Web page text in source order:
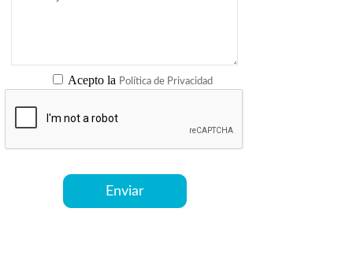
Acepto la Política de Privacidad